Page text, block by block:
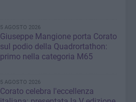
5 AGOSTO 2026
Giuseppe Mangione porta Corato
sul podio della Quadrortathon:
primo nella categoria M65
5 AGOSTO 2026
Corato celebra l'eccellenza